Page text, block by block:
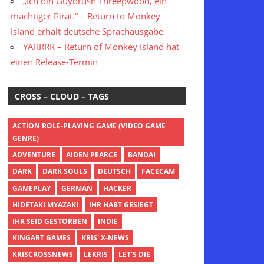
mächtiger Pirat.“ – Return to Monkey
Island erhält deutsche Sprachausgabe
YARRRR – Return of Monkey Island hat
einen Release-Termin
CROSS – CLOUD – TAGS
ACTION ROLE-PLAYING GAME (VIDEO GAME
GENRE)
ADVENTURE
AIDEN PEARCE
BANDAI
DARK
DARK SOULS DEUTSCH
FACECAM
GAMEPLAY
GERMAN
HACKER
HIDETAKI MYAZAKI
IHR HABT GESIEGT
IHR SEID GESTORBEN
INDIE
KINGART GAMES
KRIS' X-NEWS
KRISCROSSNEWS
LEKRIS
LET'S DIE